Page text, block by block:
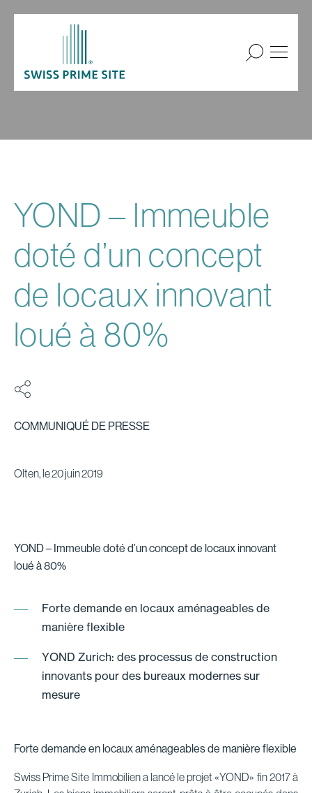
YOND – Immeuble
doté d’un concept
de locaux innovant
loué à 80%
COMMUNIQUÉ DE PRESSE
Olten, le 20 juin 2019
YOND – Immeuble doté d’un concept de locaux innovant
loué à 80%
Forte demande en locaux aménageables de
manière flexible
YOND Zurich: des processus de construction
innovants pour des bureaux modernes sur
mesure
Forte demande en locaux aménageables de manière flexible
Swiss Prime Site Immobilien a lancé le projet «YOND» fin 2017 à